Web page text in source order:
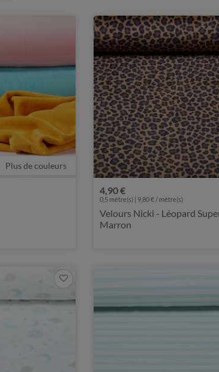
Plus de couleurs
4,90 €
0,5 mètre(s) | 9,80 € / mètre(s)
Velours Nicki - Léopard
Marron